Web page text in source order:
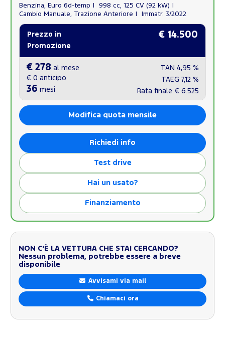
Benzina, Euro 6d-temp
998 cc, 125 CV (92 kW)
Cambio Manuale, Trazione Anteriore
Immatr. 3/2022
Prezzo in
Promozione
€ 14.500
€ 278 al mese
€ 0 anticipo
36 mesi
TAN 4,95 %
TAEG 7,12 %
Rata finale € 6.525
Modifica quota mensile
Richiedi info
Test drive
Hai un usato?
Finanziamento
NON C'È LA VETTURA CHE STAI CERCANDO?
Nessun problema, potrebbe essere a breve
disponibile
Avvisami via mail
Chiamaci ora